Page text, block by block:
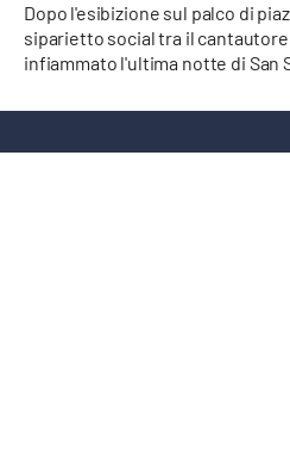
LACTV.IT
LACONAIR.IT
LACITYMAG.IT
ILREGGINO.IT
Dopo l'esibizione sul palco di
siparietto social tra il cantautore
infiammato l'ultima notte di San